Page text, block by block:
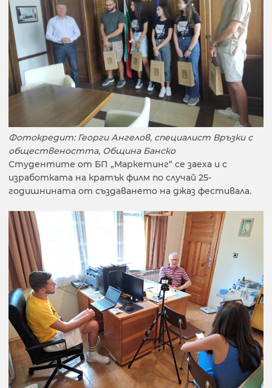
Фотокредит: Георги Ангелов, специалист Връзки с
обществеността, Община Банско
Студентите от БП „Маркетинг“ се заеха и с
изработката на кратък филм по случай 25-
годишнината от създаването на джаз фестивала.